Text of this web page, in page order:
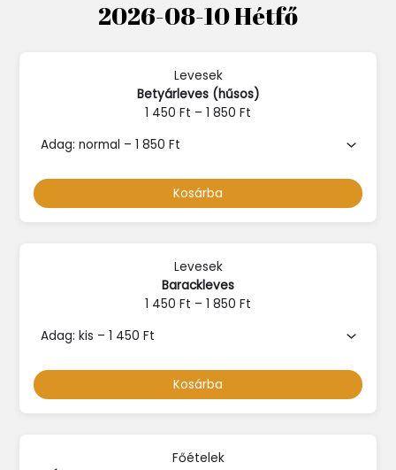
2026-08-10 Hétfő
Levesek
Betyárleves (hűsos)
1 450 Ft – 1 850 Ft
Kosárba
Levesek
Barackleves
1 450 Ft – 1 850 Ft
Kosárba
Főételek